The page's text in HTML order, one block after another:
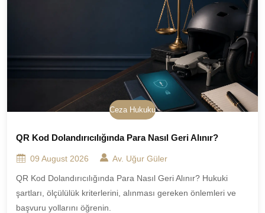
Ceza Hukuku
QR Kod Dolandırıcılığında Para Nasıl Geri Alınır?
09 August 2026 Av. Uğur Güler
QR Kod Dolandırıcılığında Para Nasıl Geri Alınır? Hukuki
şartları, ölçülülük kriterlerini, alınması gereken önlemleri ve
başvuru yollarını öğrenin.